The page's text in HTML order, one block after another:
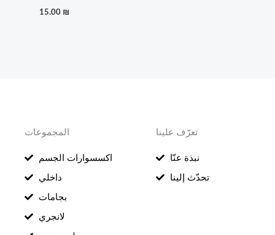
15.00 ₪
المجموعات
اكسسوارات الجسم
داخلي
بجامات
لانجري
تعرّف علينا
نبذة عنّا
تحدّث إلينا